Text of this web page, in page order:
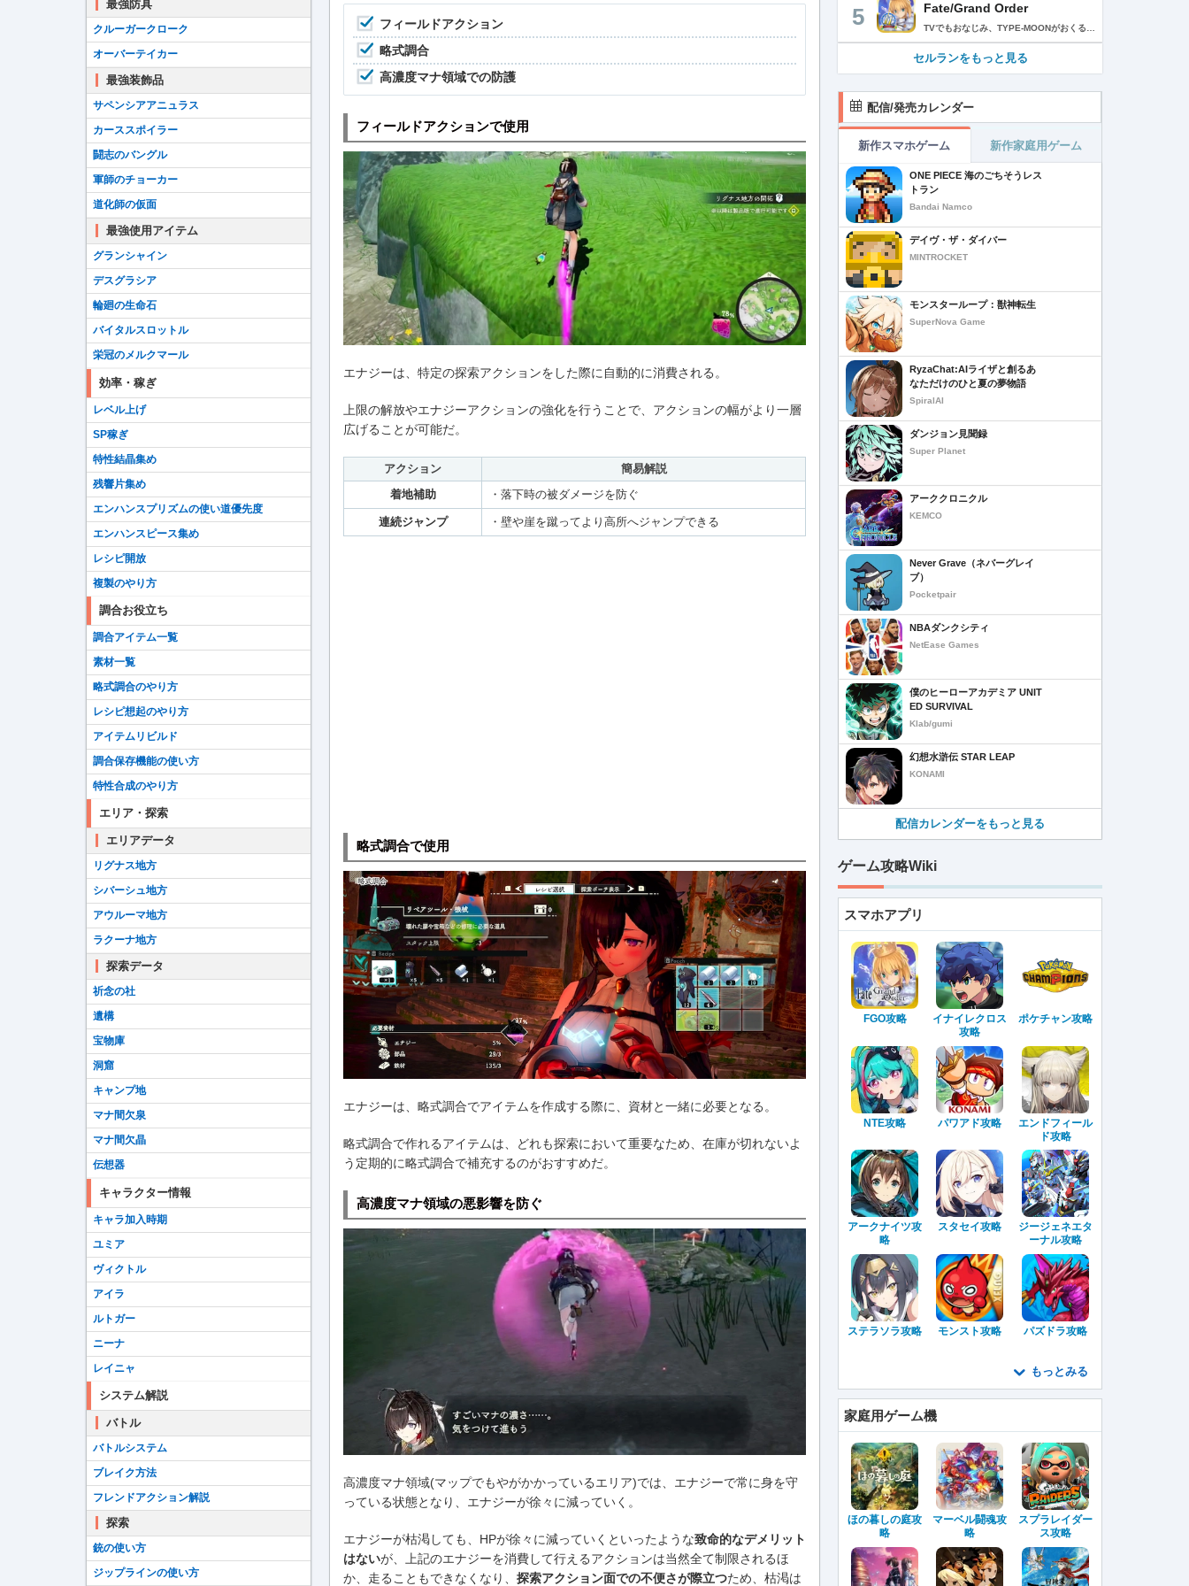
フィールドアクション
略式調合
高濃度マナ領域での防護
フィールドアクションで使用
エナジーは、特定の探索アクションをした際に自動的に消費される。
上限の解放やエナジーアクションの強化を行うことで、アクションの幅がより一層
広げることが可能だ。
アクション
簡易解説
着地補助
・落下時の被ダメージを防ぐ
連続ジャンプ ・壁や崖を蹴ってより高所へジャンプできる
略式調合で使用
エナジーは、略式調合でアイテムを作成する際に、資材と一緒に必要となる。
略式調合で作れるアイテムは、どれも探索において重要なため、在庫が切れないよ
う定期的に略式調合で補充するのがおすすめだ。
高濃度マナ領域の悪影響を防ぐ
高濃度マナ領域(マップでもやがかかっているエリア)では、エナジーで常に身を守
っている状態となり、エナジーが徐々に減っていく。
エナジーが枯渇しても、HPが徐々に減っていくといったような致命的なデメリット
はないが、上記のエナジーを消費して行えるアクションは当然全て制限されるほ
か、走ることもできなくなり、 探索アクション面での不便さが際立つため、枯渇は
最強防具
クルーガークローク
オーバーテイカー
最強装飾品
サペンシアアニュラス
カーススポイラー
闘志のバングル
軍師のチョーカー
道化師の仮面
最強使用アイテム
グランシャイン
デスグラシア
輪廻の生命石
バイタルスロットル
栄冠のメルクマール
効率・稼ぎ
レベル上げ
SP稼ぎ
特性結晶集め
残響片集め
エンハンスプリズムの使い道優先度
エンハンスピース集め
レシピ開放
複製のやり方
調合お役立ち
調合アイテム一覧
素材一覧
略式調合のやり方
レシピ想起のやり方
アイテムリビルド
調合保存機能の使い方
特性合成のやり方
エリア・探索
エリアデータ
リグナス地方
シバーシュ地方
アウルーマ地方
ラクーナ地方
探索データ
祈念の社
遺構
宝物庫
洞窟
キャンプ地
マナ間欠泉
マナ間欠晶
伝想器
キャラクター情報
キャラ加入時期
ユミア
ヴィクトル
アイラ
ルトガー
ニーナ
レイニャ
システム解説
バトル
バトルシステム
ブレイク方法
フレンドアクション解説
探索
銃の使い方
ジップラインの使い方
5 Fate/Grand Order
セルランをもっと見る
配信/発売カレンダー
新作スマホゲーム 新作家庭用ゲーム
ONE PIECE 海のごちそうレス
トラン
Bandai Namco
デイヴ・ザ・ダイバー
MINTROCKET
モンスターループ：獣神転生
SuperNova Game
RyzaChat:AIライザと創るあ
なただけのひと夏の夢物語
SpiralAI
ダンジョン見聞録
Super Planet
アーククロニクル
KEMCO
Never Grave（ネバーグレイ
ブ）
Pocketpair
NBAダンクシティ
NetEase Games
僕のヒーローアカデミア UNIT
ED SURVIVAL
Klab/gumi
幻想水滸伝 STAR LEAP
KONAMI
配信カレンダーをもっと見る
ゲーム攻略Wiki
スマホアプリ
FGO攻略
イナイレクロス
攻略
ポケチャン攻略
NTE攻略 パワアド攻略
エンドフィール
ド攻略
アークナイツ攻
略
スタセイ攻略
ジージェネエタ
ーナル攻略
ステラソラ攻略 モンスト攻略 パズドラ攻略
もっとみる
家庭用ゲーム機
ほの暮しの庭攻
略
マーベル闘魂攻
略
スプラレイダー
ス攻略